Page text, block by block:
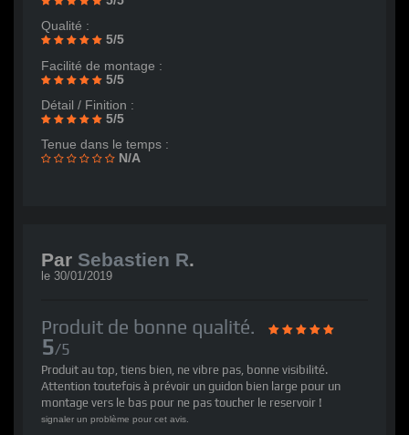
Qualité :
5/5
Facilité de montage :
5/5
Détail / Finition :
5/5
Tenue dans le temps :
N/A
Par Sebastien R.
le 30/01/2019
Produit de bonne qualité.
5/5
Produit au top, tiens bien, ne vibre pas, bonne visibilité.
Attention toutefois à prévoir un guidon bien large pour un
montage vers le bas pour ne pas toucher le reservoir !
signaler un problème pour cet avis.